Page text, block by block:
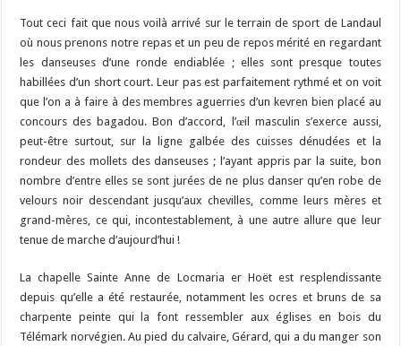
Tout ceci fait que nous voilà arrivé sur le terrain de sport de Landaul
où nous prenons notre repas et un peu de repos mérité en regardant
les danseuses d’une ronde endiablée ; elles sont presque toutes
habillées d’un short court. Leur pas est parfaitement rythmé et on voit
que l’on a à faire à des membres aguerries d’un kevren bien placé au
concours des bagadou. Bon d’accord, l’œil masculin s’exerce aussi,
peut-être surtout, sur la ligne galbée des cuisses dénudées et la
rondeur des mollets des danseuses ; l’ayant appris par la suite, bon
nombre d’entre elles se sont jurées de ne plus danser qu’en robe de
velours noir descendant jusqu’aux chevilles, comme leurs mères et
grand-mères, ce qui, incontestablement, à une autre allure que leur
tenue de marche d’aujourd’hui !
La chapelle Sainte Anne de Locmaria er Hoët est resplendissante
depuis qu’elle a été restaurée, notamment les ocres et bruns de sa
charpente peinte qui la font ressembler aux églises en bois du
Télémark norvégien. Au pied du calvaire, Gérard, qui a du manger son